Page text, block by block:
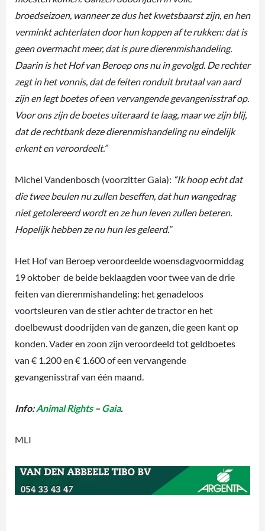
broedseizoen, wanneer ze dus het kwetsbaarst zijn, en hen
verminkt achterlaten door hun koppen af te rukken: dat is
geen overmacht meer, dat is pure dierenmishandeling.
Daarin is het Hof van Beroep ons nu in gevolgd. De rechter
zegt in het vonnis, dat de feiten ronduit brutaal van aard
zijn en legt boetes of een vervangende gevangenisstraf op.
Voor ons zijn de boetes uiteraard te laag, maar we zijn blij,
dat de rechtbank deze dierenmishandeling nu eindelijk
erkent en veroordeelt.”
Michel Vandenbosch (voorzitter Gaia): “Ik hoop echt dat
die twee beulen nu zullen beseffen, dat hun wangedrag
niet getolereerd wordt en ze hun leven zullen beteren.
Hopelijk hebben ze nu hun les geleerd.”
Het Hof van Beroep veroordeelde woensdagvoormiddag
19 oktober de beide beklaagden voor twee van de drie
feiten van dierenmishandeling: het genadeloos
voortsleuren van de stier achter de tractor en het
doelbewust doodrijden van de ganzen, die geen kant op
konden. Vader en zoon zijn veroordeeld tot geldboetes
van € 1.200 en € 1.600 of een vervangende
gevangenisstraf van één maand.
Info:Animal Rights– Gaia.
MLI